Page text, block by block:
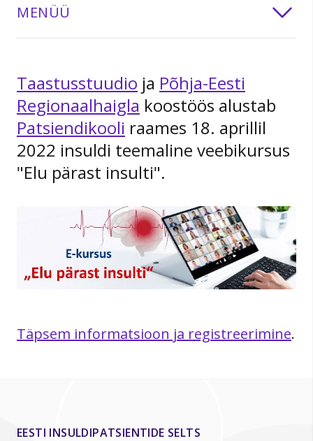
Taastusstuudio ja Põhja-Eesti
Regionaalhaigla koostöös alustab
Patsiendikooli raames 18. aprillil
2022 insuldi teemaline veebikursus
"Elu pärast insulti".
Täpsem informatsioon ja registreerimine.
MENÜÜ
EESTI INSULDIPATSIENTIDE SELTS